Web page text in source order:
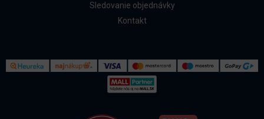
Sledovanie objednávky
Kontakt